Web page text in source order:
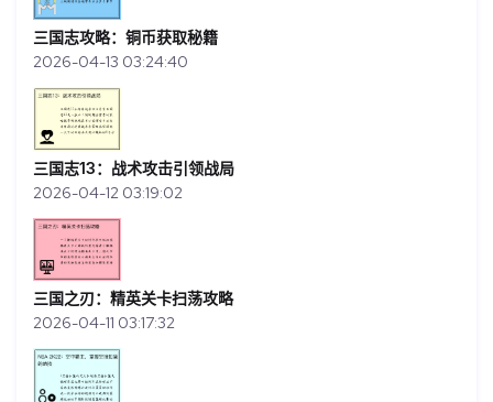
三国志攻略：铜币获取秘籍
2026-04-13 03:24:40
三国志13：战术攻击引领战局
2026-04-12 03:19:02
三国之刃：精英关卡扫荡攻略
2026-04-11 03:17:32